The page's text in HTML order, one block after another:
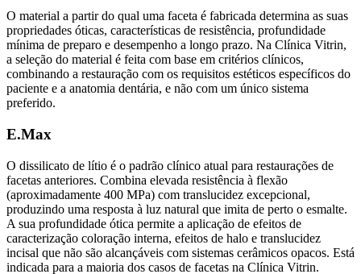
O material a partir do qual uma faceta é fabricada determina as suas
propriedades óticas, características de resistência, profundidade
mínima de preparo e desempenho a longo prazo. Na Clínica Vitrin,
a seleção do material é feita com base em critérios clínicos,
combinando a restauração com os requisitos estéticos específicos do
paciente e a anatomia dentária, e não com um único sistema
preferido.
E.Max
O dissilicato de lítio é o padrão clínico atual para restaurações de
facetas anteriores. Combina elevada resistência à flexão
(aproximadamente 400 MPa) com translucidez excepcional,
produzindo uma resposta à luz natural que imita de perto o esmalte.
A sua profundidade ótica permite a aplicação de efeitos de
caracterização coloração interna, efeitos de halo e translucidez
incisal que não são alcançáveis com sistemas cerâmicos opacos. Está
indicada para a maioria dos casos de facetas na Clínica Vitrin.